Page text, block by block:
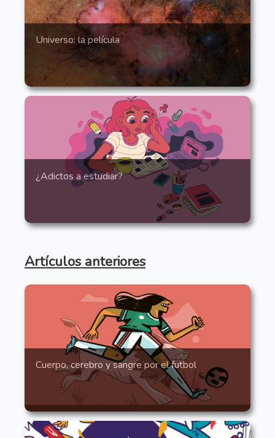
Universo: la película
¿Adictos a estudiar?
Artículos anteriores
Cuerpo, cerebro y sangre por el futbol